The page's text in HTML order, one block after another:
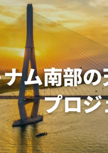
ベトナム進出
会社設立
外資規制
財務・会計
税制
補助金・助成
ベトナムで働く・